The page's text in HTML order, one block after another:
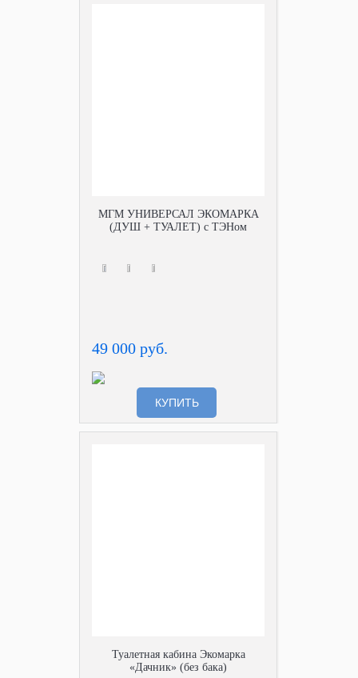
МГМ УНИВЕРСАЛ ЭКОМАРКА
(ДУШ + ТУАЛЕТ) с ТЭНом
49 000 руб.
КУПИТЬ
Туалетная кабина Экомарка
«Дачник» (без бака)